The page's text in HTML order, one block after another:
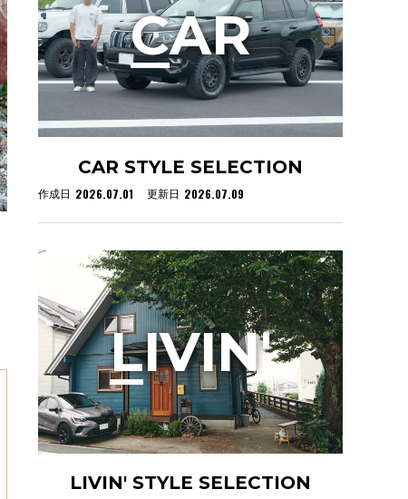
CAR STYLE SELECTION
作成日 2026.07.01 更新日 2026.07.09
CAR
LIVIN' STYLE SELECTION
LIVIN'